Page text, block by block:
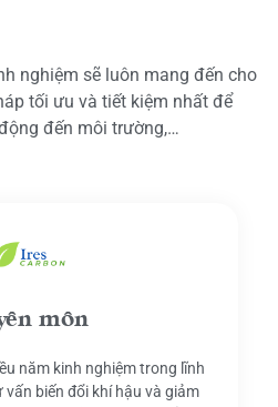
nghiệm sẽ luôn mang đến cho
tối ưu và tiết kiệm nhất để
đến môi trường,…
môn
năm kinh nghiệm trong lĩnh
biến đổi khí hậu và giảm